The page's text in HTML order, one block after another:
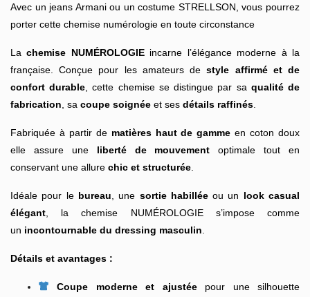
Avec un jeans Armani ou un costume STRELLSON, vous pourrez
porter cette chemise numérologie en toute circonstance
Lachemise NUMÉROLOGIEincarne l’élégance moderne à la
française. Conçue pour les amateurs destyle affirmé et de
confort durable , cette chemise se distingue par sa qualité de
fabrication , sa coupe soignée et ses détails raffinés
Fabriquée à partir de matières haut de gamme en coton doux
elle assure une liberté de mouvement optimale tout en
conservant une allure chic et structurée
Idéale pour le bureau , une sortie habilléeou un look casual
élégant , la chemise NUMÉROLOGIE s’impose comme
un incontournable du dressing masculin
Détails et avantages :
Coupe moderne et ajustéepour une silhouette